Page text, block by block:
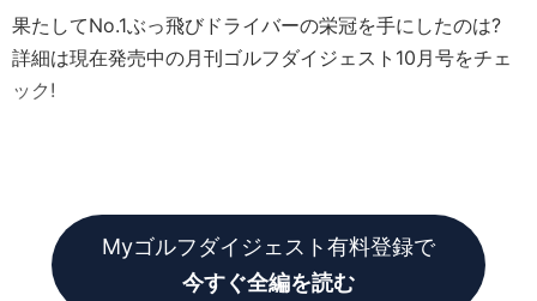
果たしてNo.1ぶっ飛びドライバーの栄冠を手にしたのは?
詳細は現在発売中の月刊ゴルフダイジェスト10月号をチェ
ック!
Myゴルフダイジェスト有料登録で
今すぐ全編を読む